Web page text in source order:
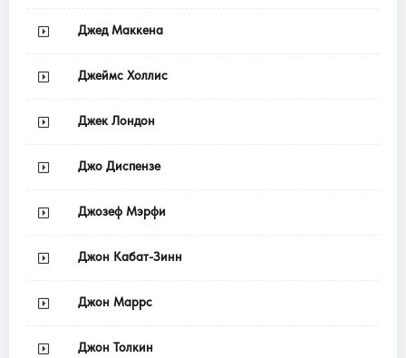
Джед Маккена
Джеймс Холлис
Джек Лондон
Джо Диспензе
Джозеф Мэрфи
Джон Кабат-Зинн
Джон Маррс
Джон Толкин